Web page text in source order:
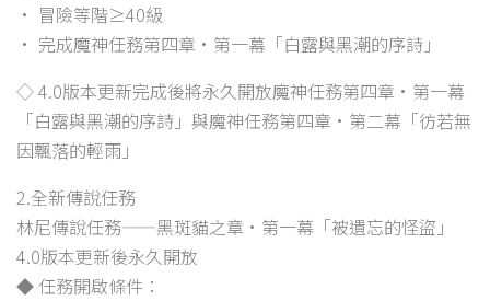
• 冒險等階≥40級
• 完成魔神任務第四章·第一幕「白露與黑潮的序詩」
◇ 4.0版本更新完成後將永久開放魔神任務第四章·第一幕
「白露與黑潮的序詩」與魔神任務第四章·第二幕「彷若無
因飄落的輕雨」
2.全新傳說任務
林尼傳說任務——黑斑貓之章·第一幕「被遺忘的怪盜」
4.0版本更新後永久開放
◆ 任務開啟條件：